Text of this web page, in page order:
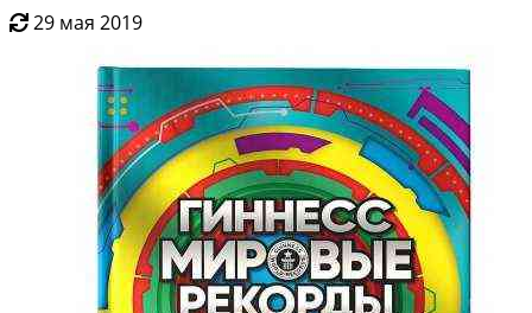
29 мая 2019